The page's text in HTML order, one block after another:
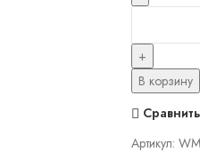
В корзину
Сравнить
Артикул: